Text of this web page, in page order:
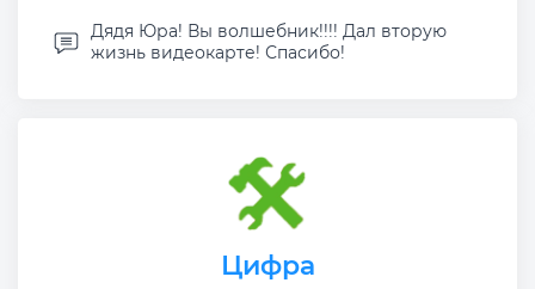
Дядя Юра! Вы волшебник!!!! Дал вторую
жизнь видеокарте! Спасибо!
Цифра